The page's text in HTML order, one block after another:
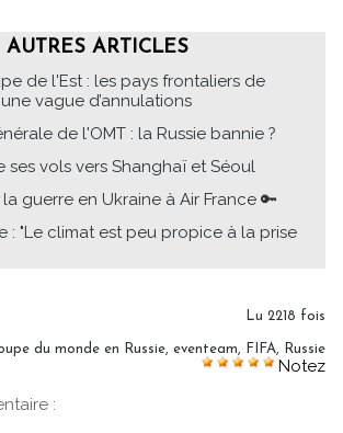
AUTRES ARTICLES
de l'Est : les pays frontaliers de
vague d’annulations
de l'OMT : la Russie bannie ?
ses vols vers Shanghaï et Séoul
guerre en Ukraine à Air France 🔑
: "Le climat est peu propice à la prise
Lu 2218 fois
du monde en Russie eventeam FIFA Russie
Notez
: